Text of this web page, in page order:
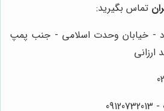
تماس بگیرید:
- خیابان وحدت اسلامی - جنب پمپ